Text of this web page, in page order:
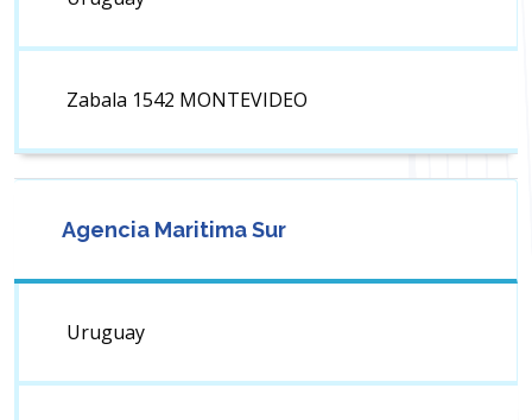
Zabala 1542 MONTEVIDEO
Agencia Maritima Sur
Uruguay